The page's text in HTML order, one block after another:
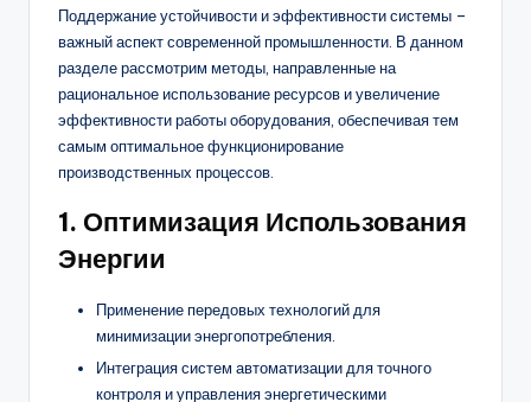
Поддержание устойчивости и эффективности системы –
важный аспект современной промышленности. В данном
разделе рассмотрим методы, направленные на
рациональное использование ресурсов и увеличение
эффективности работы оборудования, обеспечивая тем
самым оптимальное функционирование
производственных процессов.
1. Оптимизация Использования
Энергии
Применение передовых технологий для
минимизации энергопотребления.
Интеграция систем автоматизации для точного
контроля и управления энергетическими